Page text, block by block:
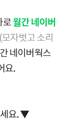
로월간 네이버
(모자벗고 소리
네이버웍스
요.
세요. ▼